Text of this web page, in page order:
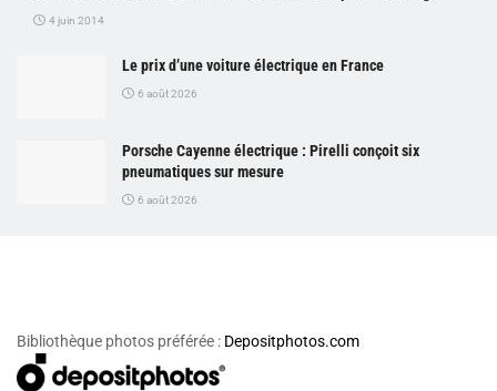
4 juin 2014
Le prix d’une voiture électrique en France
6 août 2026
Porsche Cayenne électrique : Pirelli conçoit six
pneumatiques sur mesure
6 août 2026
Bibliothèque photos préférée : Depositphotos.com